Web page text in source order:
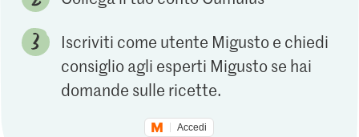
Iscriviti come utente Migusto e chiedi
consiglio agli esperti Migusto se hai
domande sulle ricette.
Accedi